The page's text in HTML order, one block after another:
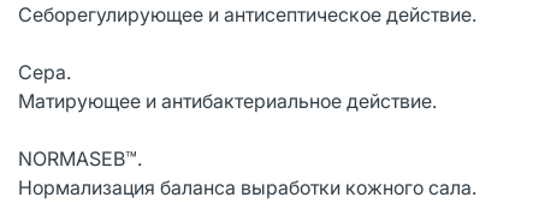
Себорегулирующее и антисептическое действие.
Сера.
Матирующее и антибактериальное действие.
NORMASEB™.
Нормализация баланса выработки кожного сала.